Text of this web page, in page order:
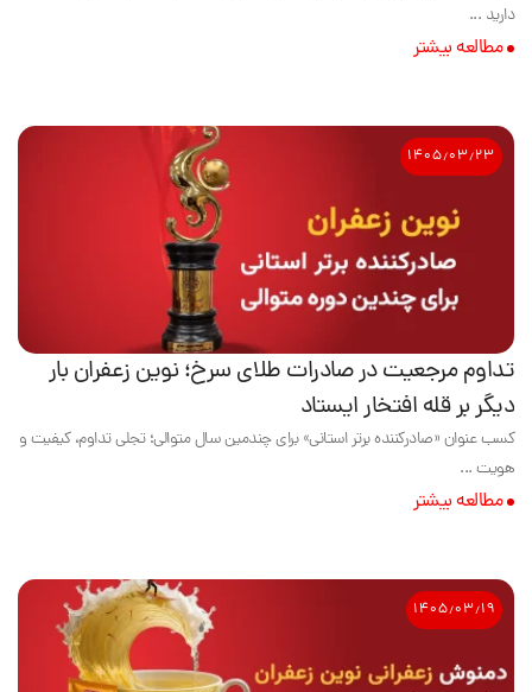
دارید ...
مطالعه بیشتر
۱۴۰۵٫۰۳٫۲۳
تداوم مرجعیت در صادرات طلای سرخ؛ نوین زعفران بار
دیگر بر قله افتخار ایستاد
کسب عنوان «صادرکننده برتر استانی» برای چندمین سال متوالی؛ تجلی تداوم، کیفیت و
هویت ...
مطالعه بیشتر
۱۴۰۵٫۰۳٫۱۹